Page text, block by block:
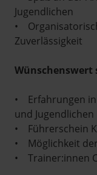
Jugendlichen
•
Zuverlässigkeit
Wünschenswert
• Erfahrungen
und Jugendlichen
• Führerschein
• Möglichkeit
• Trainer:innen